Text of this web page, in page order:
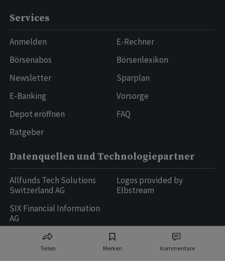
Teilen Merken Kommentare
Services
Anmelden
Börsenabos
Newsletter
E-Banking
Depot eröffnen
Ratgeber
E-Rechner
Börsenlexikon
Sparplan
Vorsorge
FAQ
Datenquellen und Technologiepartner
Allfunds Tech Solutions
Switzerland AG
SIX Financial Information
AG
Logos provided by
Elbstream